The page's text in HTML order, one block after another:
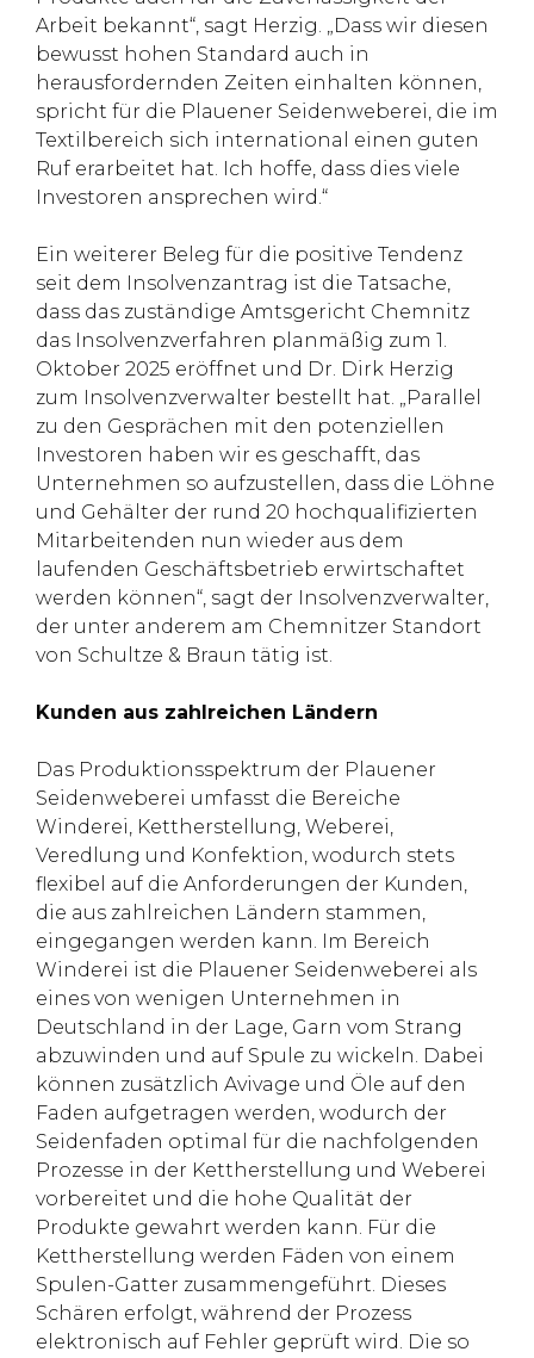
Arbeit bekannt“, sagt Herzig. „Dass wir diesen
bewusst hohen Standard auch in
herausfordernden Zeiten einhalten können,
spricht für die Plauener Seidenweberei, die im
Textilbereich sich international einen guten
Ruf erarbeitet hat. Ich hoffe, dass dies viele
Investoren ansprechen wird.“
Ein weiterer Beleg für die positive Tendenz
seit dem Insolvenzantrag ist die Tatsache,
dass das zuständige Amtsgericht Chemnitz
das Insolvenzverfahren planmäßig zum 1.
Oktober 2025 eröffnet und Dr. Dirk Herzig
zum Insolvenzverwalter bestellt hat. „Parallel
zu den Gesprächen mit den potenziellen
Investoren haben wir es geschafft, das
Unternehmen so aufzustellen, dass die Löhne
und Gehälter der rund 20 hochqualifizierten
Mitarbeitenden nun wieder aus dem
laufenden Geschäftsbetrieb erwirtschaftet
werden können“, sagt der Insolvenzverwalter,
der unter anderem am Chemnitzer Standort
von Schultze & Braun tätig ist.
Kunden aus zahlreichen Ländern
Das Produktionsspektrum der Plauener
Seidenweberei umfasst die Bereiche
Winderei, Kettherstellung, Weberei,
Veredlung und Konfektion, wodurch stets
flexibel auf die Anforderungen der Kunden,
die aus zahlreichen Ländern stammen,
eingegangen werden kann. Im Bereich
Winderei ist die Plauener Seidenweberei als
eines von wenigen Unternehmen in
Deutschland in der Lage, Garn vom Strang
abzuwinden und auf Spule zu wickeln. Dabei
können zusätzlich Avivage und Öle auf den
Faden aufgetragen werden, wodurch der
Seidenfaden optimal für die nachfolgenden
Prozesse in der Kettherstellung und Weberei
vorbereitet und die hohe Qualität der
Produkte gewahrt werden kann. Für die
Kettherstellung werden Fäden von einem
Spulen-Gatter zusammengeführt. Dieses
Schären erfolgt, während der Prozess
elektronisch auf Fehler geprüft wird. Die so